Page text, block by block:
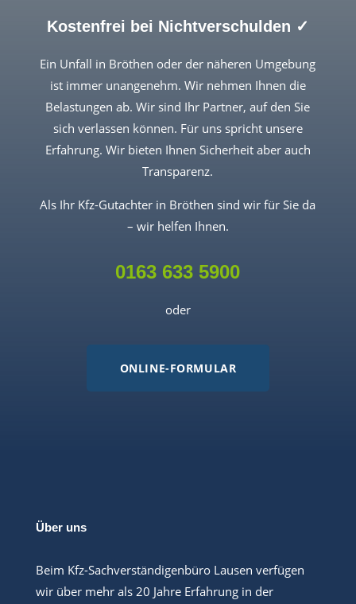
Kostenfrei bei Nichtverschulden ✓
Ein Unfall in Bröthen oder der näheren Umgebung
ist immer unangenehm. Wir nehmen Ihnen die
Belastungen ab. Wir sind Ihr Partner, auf den Sie
sich verlassen können. Für uns spricht unsere
Erfahrung. Wir bieten Ihnen Sicherheit aber auch
Transparenz.
Als Ihr Kfz-Gutachter in Bröthen sind wir für Sie da
– wir helfen Ihnen.
0163 633 5900
oder
ONLINE-FORMULAR
Über uns
Beim Kfz-Sachverständigenbüro Lausen verfügen
wir über mehr als 20 Jahre Erfahrung in der